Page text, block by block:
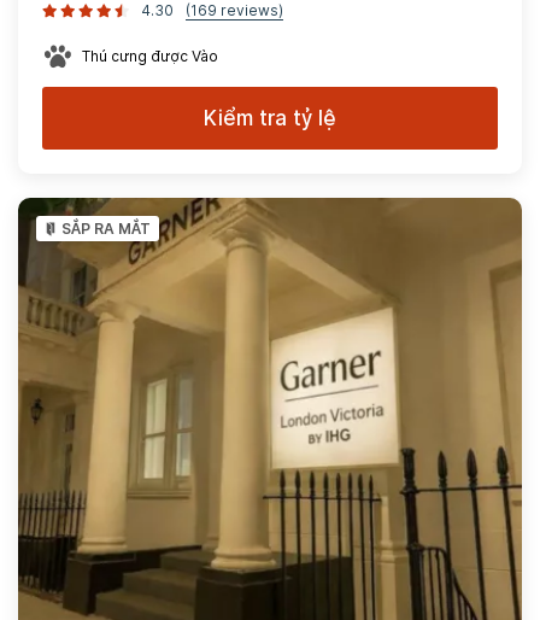
4.30
(169 reviews)
Thú cưng được Vào
Kiểm tra tỷ lệ
SẮP RA MẮT